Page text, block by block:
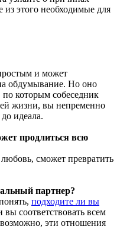
из этого необходимые для
и может
обдумывание. Но оно
которым собеседник
жизни, вы непременно
идеала.
продлиться всю
сможет превратить
партнер?
подходите ли вы
соответствовать всем
эти отношения